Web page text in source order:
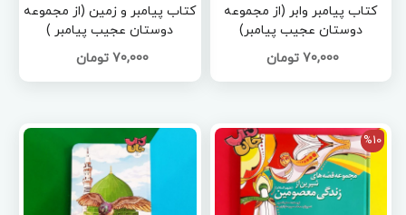
کتاب پیامبر وابر (از مجموعه
دوستان عجیب پیامبر)
70,000 تومان
کتاب پیامبر و زمین (از مجموعه
دوستان عجیب پیامبر )
70,000 تومان
%10